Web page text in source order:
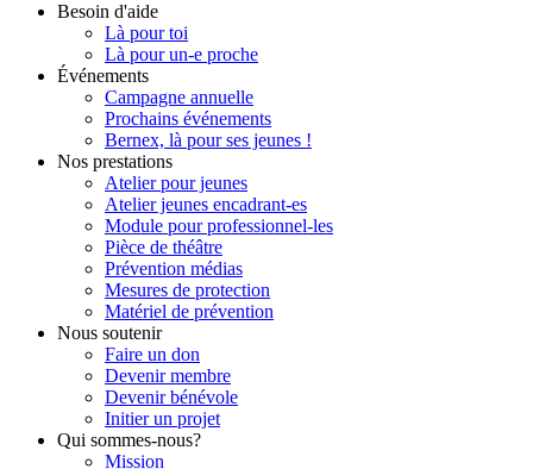
Besoin d'aide
Là pour toi
Là pour un-e proche
Événements
Campagne annuelle
Prochains événements
Bernex, là pour ses jeunes !
Nos prestations
Atelier pour jeunes
Atelier jeunes encadrant-es
Module pour professionnel-les
Pièce de théâtre
Prévention médias
Mesures de protection
Matériel de prévention
Nous soutenir
Faire un don
Devenir membre
Devenir bénévole
Initier un projet
Qui sommes-nous?
Mission